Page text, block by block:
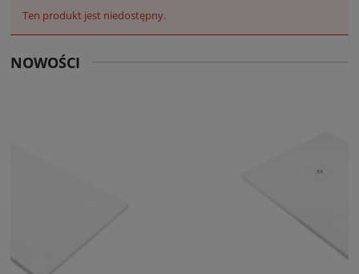
Ten produkt jest niedostępny.
NOWOŚCI